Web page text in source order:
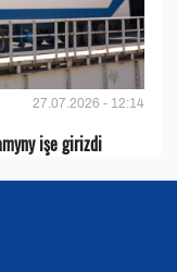
27.07.2026 - 12:14
işe girizdi